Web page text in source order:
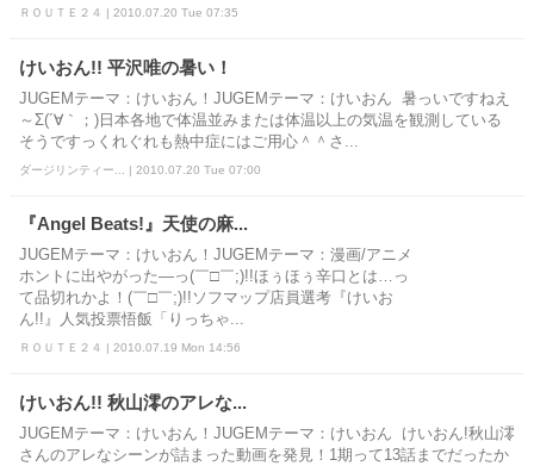
ＲＯＵＴＥ２４ | 2010.07.20 Tue 07:35
けいおん!! 平沢唯の暑い！
JUGEMテーマ：けいおん！JUGEMテーマ：けいおん 暑っいですねえ
～Σ(´∀｀；)日本各地で体温並みまたは体温以上の気温を観測している
そうですっくれぐれも熱中症にはご用心＾＾さ...
ダージリンティー... | 2010.07.20 Tue 07:00
『Angel Beats!』天使の麻...
JUGEMテーマ：けいおん！JUGEMテーマ：漫画/アニメ
ホントに出やがった―っ(￣□￣;)!!ほぅほぅ辛口とは…っ
て品切れかよ！(￣□￣;)!!ソフマップ店員選考『けいお
ん!!』人気投票悟飯「りっちゃ...
ＲＯＵＴＥ２４ | 2010.07.19 Mon 14:56
けいおん!! 秋山澪のアレな...
JUGEMテーマ：けいおん！JUGEMテーマ：けいおん けいおん!秋山澪
さんのアレなシーンが詰まった動画を発見！1期って13話までだったか